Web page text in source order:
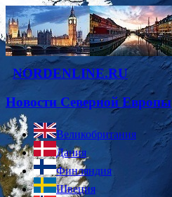
NORDENLINE.RU
Новости Северной Европы
Великобритания
Дания
Финляндия
Швеция